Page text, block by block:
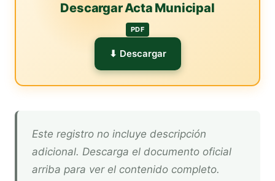
Descargar Acta Municipal
PDF
⬇ Descargar
Este registro no incluye descripción
adicional. Descarga el documento oficial
arriba para ver el contenido completo.